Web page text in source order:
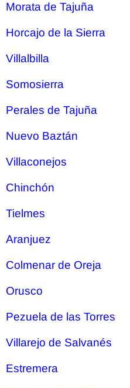
Morata de Tajuña
Horcajo de la Sierra
Villalbilla
Somosierra
Perales de Tajuña
Nuevo Baztán
Villaconejos
Chinchón
Tielmes
Aranjuez
Colmenar de Oreja
Orusco
Pezuela de las Torres
Villarejo de Salvanés
Estremera